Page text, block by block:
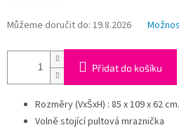
Můžeme doručit do: 19.8.2026
Přidat do košíku
Rozměry (VxŠxH) : 85 x 109 x 62
Volně stojící pultová mraznička